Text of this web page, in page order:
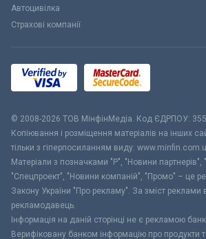
Автоцивілка
Страхові компанії
© 2008-2026 ТОВ МiнфiнМедiа. Код ЄДРПОУ:
Копіювання і розміщення матеріалів на інших
тільки з гіперпосиланням виду:
Матеріали з позначками "Р", "Новини партнерів",
"Спецпроект", "Новини компаній", "Промо" – це
Закону України "Про рекламу". За зміст реклами
рекламодавець.
Інформація на даній сторінці не є рекламою
Верифіковану банком інформацію про продукти